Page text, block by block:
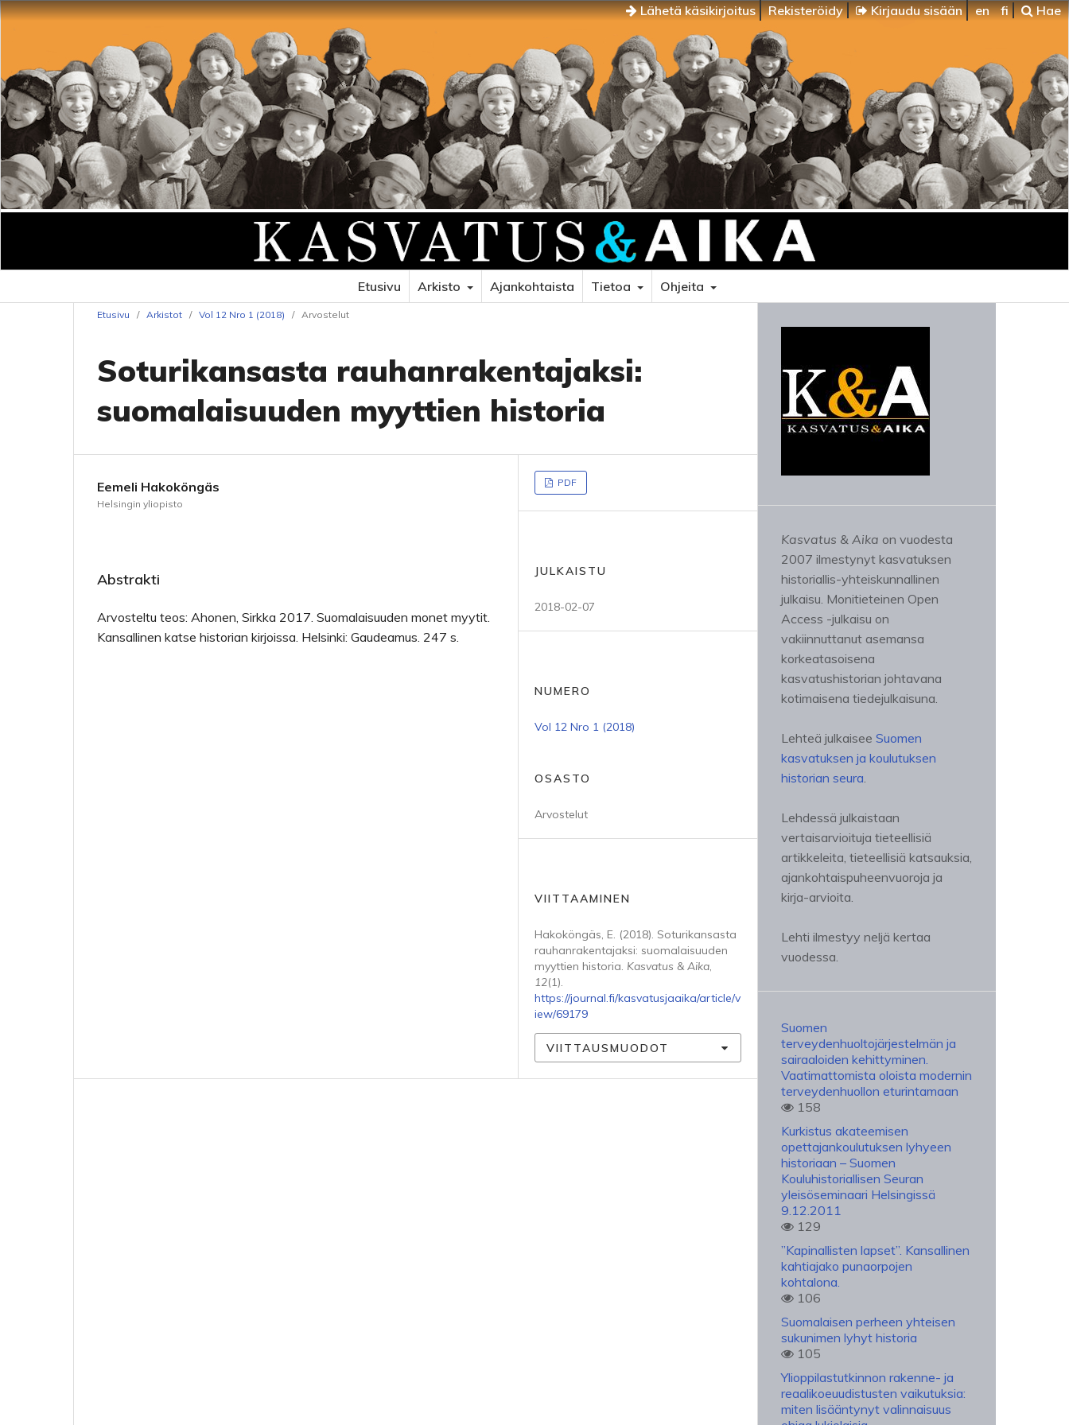
Lähetä käsikirjoitus Rekisteröidy Kirjaudu sisään en fi Hae
Etusivu Arkisto Ajankohtaista Tietoa Ohjeita
Etusivu / Arkistot / Vol 12 Nro 1 (2018) / Arvostelut
Soturikansasta rauhanrakentajaksi:
suomalaisuuden myyttien historia
Eemeli Hakoköngäs
Helsingin yliopisto
Abstrakti
Arvosteltu teos: Ahonen, Sirkka 2017. Suomalaisuuden monet myytit.
Kansallinen katse historian kirjoissa. Helsinki: Gaudeamus. 247 s.
PDF
JULKAISTU
2018-02-07
NUMERO
Vol 12 Nro 1 (2018)
OSASTO
Arvostelut
VIITTAAMINEN
Hakoköngäs, E. (2018). Soturikansasta
rauhanrakentajaksi: suomalaisuuden
myyttien historia. Kasvatus & Aika,
12(1).
https://journal.fi/kasvatusjaaika/article/v
iew/69179
VIITTAUSMUODOT
Kasvatus & Aika on vuodesta
2007 ilmestynyt kasvatuksen
historiallis-yhteiskunnallinen
julkaisu. Monitieteinen Open
Access -julkaisu on
vakiinnuttanut asemansa
korkeatasoisena
kasvatushistorian johtavana
kotimaisena tiedejulkaisuna.
Lehteä julkaisee Suomen
kasvatuksen ja koulutuksen
historian seura.
Lehdessä julkaistaan
vertaisarvioituja tieteellisiä
artikkeleita, tieteellisiä katsauksia,
ajankohtaispuheenvuoroja ja
kirja-arvioita.
Lehti ilmestyy neljä kertaa
vuodessa.
Suomen
terveydenhuoltojärjestelmän ja
sairaaloiden kehittyminen.
Vaatimattomista oloista modernin
terveydenhuollon eturintamaan
158
Kurkistus akateemisen
opettajankoulutuksen lyhyeen
historiaan – Suomen
Kouluhistoriallisen Seuran
yleisöseminaari Helsingissä
9.12.2011
129
”Kapinallisten lapset”. Kansallinen
kahtiajako punaorpojen
kohtalona.
106
Suomalaisen perheen yhteisen
sukunimen lyhyt historia
105
Ylioppilastutkinnon rakenne- ja
reaalikoeuudistusten vaikutuksia:
miten lisääntynyt valinnaisuus